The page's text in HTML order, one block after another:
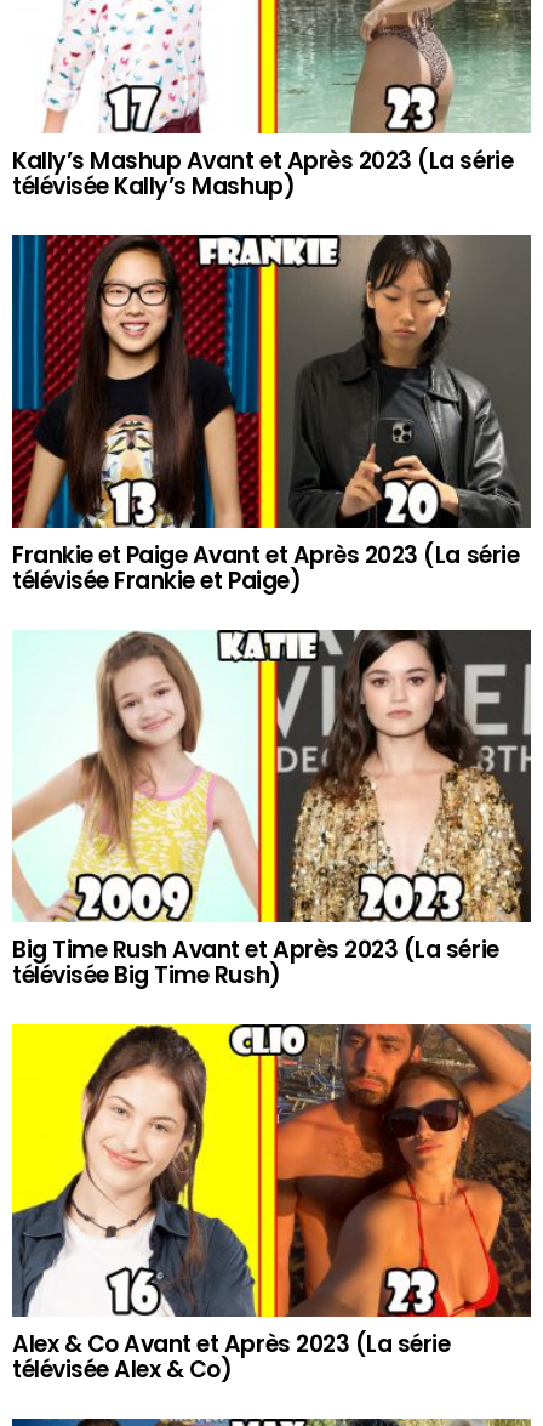
Kally’s Mashup Avant et Après 2023 (La série
télévisée Kally’s Mashup)
Frankie et Paige Avant et Après 2023 (La série
télévisée Frankie et Paige)
Big Time Rush Avant et Après 2023 (La série
télévisée Big Time Rush)
Alex & Co Avant et Après 2023 (La série
télévisée Alex & Co)